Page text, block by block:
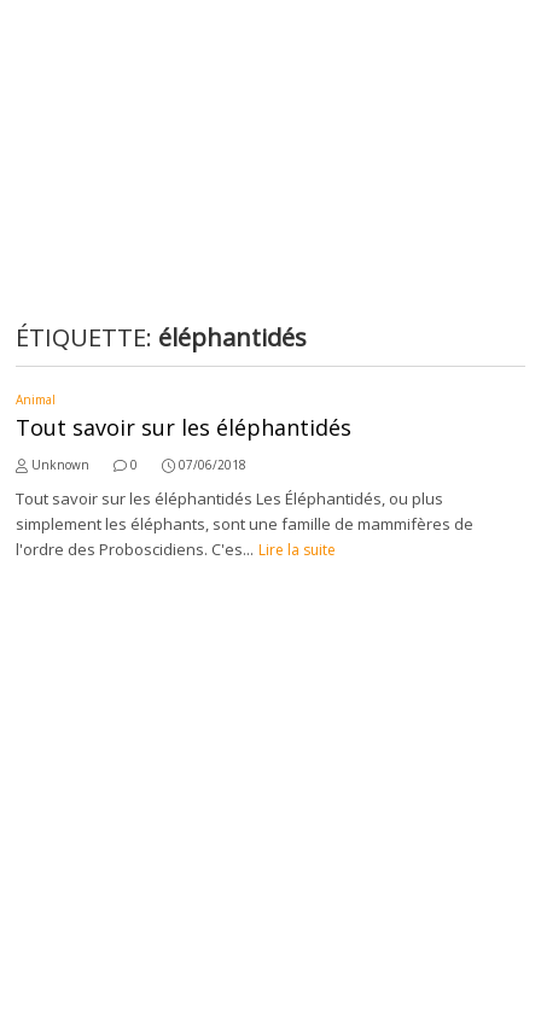
ÉTIQUETTE: éléphantidés
Animal
Tout savoir sur les éléphantidés
Unknown 0 07/06/2018
Tout savoir sur les éléphantidés Les Éléphantidés, ou plus
simplement les éléphants, sont une famille de mammifères de
l'ordre des Proboscidiens. C'es... Lire la suite